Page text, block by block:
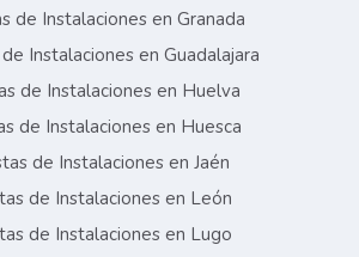
de Instalaciones en Granada
Instalaciones en Guadalajara
de Instalaciones en Huelva
de Instalaciones en Huesca
de Instalaciones en Jaén
de Instalaciones en León
de Instalaciones en Lugo